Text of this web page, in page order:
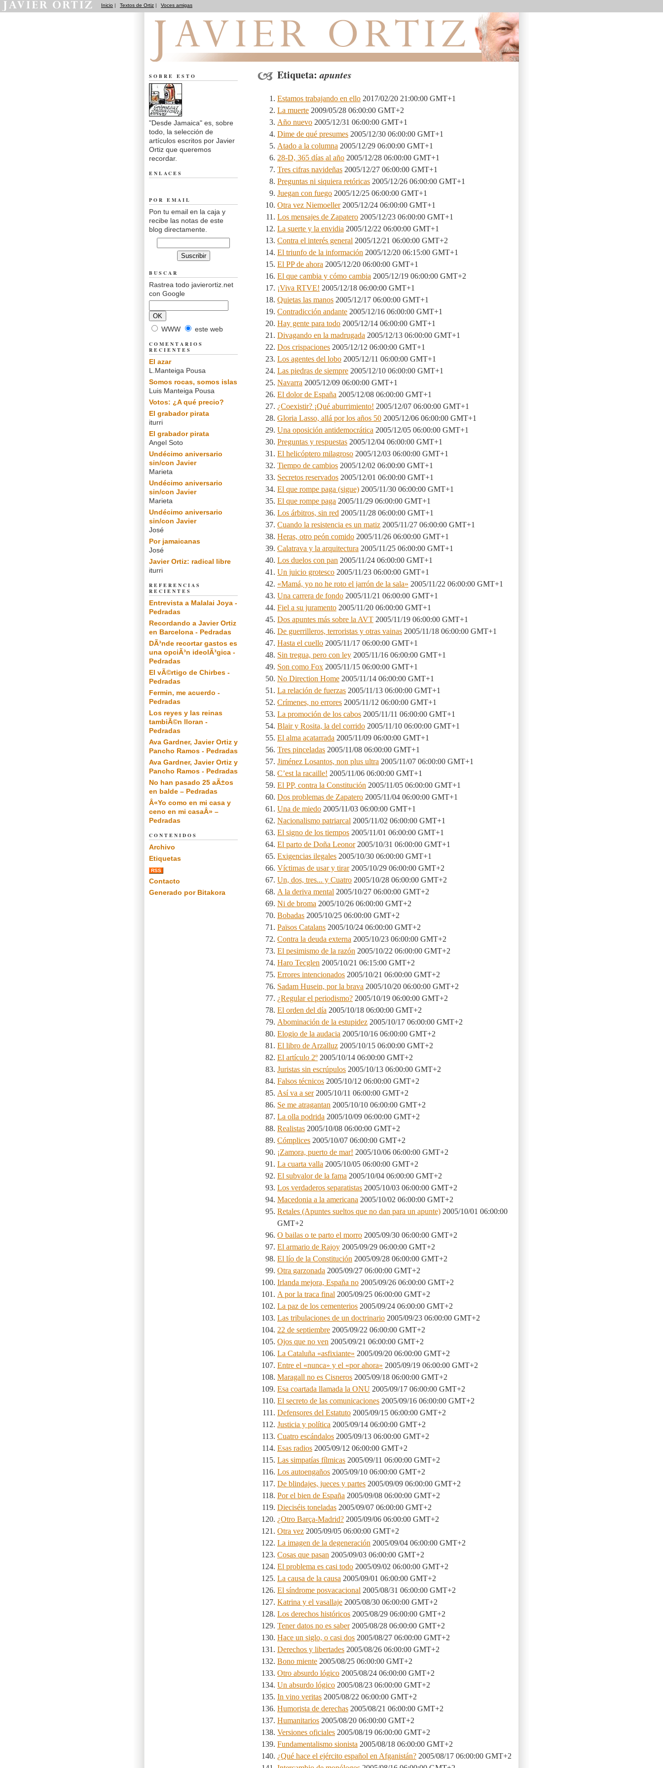
Inicio | Textos de Ortiz | Voces amigas
Etiqueta:apuntes
Estamos trabajando en ello 2017/02/20 21:00:00 GMT+1
La muerte 2009/05/28 06:00:00 GMT+2
Año nuevo 2005/12/31 06:00:00 GMT+1
Dime de qué presumes 2005/12/30 06:00:00 GMT+1
Atado a la columna 2005/12/29 06:00:00 GMT+1
28-D, 365 días al año 2005/12/28 06:00:00 GMT+1
Tres cifras navideñas 2005/12/27 06:00:00 GMT+1
Preguntas ni siquiera retóricas 2005/12/26 06:00:00 GMT+1
Juegan con fuego 2005/12/25 06:00:00 GMT+1
Otra vez Niemoeller2005/12/24 06:00:00 GMT+1
Los mensajes de Zapatero 2005/12/23 06:00:00 GMT+1
La suerte y la envidia 2005/12/22 06:00:00 GMT+1
Contra el interés general 2005/12/21 06:00:00 GMT+2
El triunfo de la información 2005/12/20 06:15:00 GMT+1
El PP de ahora 2005/12/20 06:00:00 GMT+1
El que cambia y cómo cambia 2005/12/19 06:00:00 GMT+2
¡Viva RTVE! 2005/12/18 06:00:00 GMT+1
Quietas las manos 2005/12/17 06:00:00 GMT+1
Contradicción andante 2005/12/16 06:00:00 GMT+1
Hay gente para todo 2005/12/14 06:00:00 GMT+1
Divagando en la madrugada 2005/12/13 06:00:00 GMT+1
Dos crispaciones 2005/12/12 06:00:00 GMT+1
Los agentes del lobo 2005/12/11 06:00:00 GMT+1
Las piedras de siempre 2005/12/10 06:00:00 GMT+1
Navarra 2005/12/09 06:00:00 GMT+1
El dolor de España 2005/12/08 06:00:00 GMT+1
¿Coexistir? ¡Qué aburrimiento! 2005/12/07 06:00:00 GMT+1
Gloria Lasso, allá por los años 50 2005/12/06 06:00:00 GMT+1
Una oposición antidemocrática 2005/12/05 06:00:00 GMT+1
Preguntas y respuestas 2005/12/04 06:00:00 GMT+1
El helicóptero milagroso 2005/12/03 06:00:00 GMT+1
Tiempo de cambios 2005/12/02 06:00:00 GMT+1
Secretos reservados 2005/12/01 06:00:00 GMT+1
El que rompe paga (sigue) 2005/11/30 06:00:00 GMT+1
El que rompe paga 2005/11/29 06:00:00 GMT+1
Los árbitros, sin red 2005/11/28 06:00:00 GMT+1
Cuando la resistencia es un matiz 2005/11/27 06:00:00 GMT+1
Heras, otro peón comido 2005/11/26 06:00:00 GMT+1
Calatrava y la arquitectura 2005/11/25 06:00:00 GMT+1
Los duelos con pan 2005/11/24 06:00:00 GMT+1
Un juicio grotesco 2005/11/23 06:00:00 GMT+1
«Mamá, yo no he roto el jarrón de la sala» 2005/11/22 06:00:00 GMT+1
Una carrera de fondo 2005/11/21 06:00:00 GMT+1
Fiel a su juramento 2005/11/20 06:00:00 GMT+1
Dos apuntes más sobre la AVT 2005/11/19 06:00:00 GMT+1
De guerrilleros, terroristas y otras vainas 2005/11/18 06:00:00 GMT+1
Hasta el cuello 2005/11/17 06:00:00 GMT+1
Sin tregua, pero con ley 2005/11/16 06:00:00 GMT+1
Son como Fox 2005/11/15 06:00:00 GMT+1
No Direction Home 2005/11/14 06:00:00 GMT+1
La relación de fuerzas 2005/11/13 06:00:00 GMT+1
Crímenes, no errores 2005/11/12 06:00:00 GMT+1
La promoción de los cabos 2005/11/11 06:00:00 GMT+1
Blair y Rosita, la del corrido 2005/11/10 06:00:00 GMT+1
El alma acatarrada 2005/11/09 06:00:00 GMT+1
Tres pinceladas 2005/11/08 06:00:00 GMT+1
Jiménez Losantos, non plus ultra 2005/11/07 06:00:00 GMT+1
C’est la racaille! 2005/11/06 06:00:00 GMT+1
El PP, contra la Constitución 2005/11/05 06:00:00 GMT+1
Dos problemas de Zapatero 2005/11/04 06:00:00 GMT+1
Una de miedo 2005/11/03 06:00:00 GMT+1
Nacionalismo patriarcal 2005/11/02 06:00:00 GMT+1
El signo de los tiempos 2005/11/01 06:00:00 GMT+1
El parto de Doña Leonor2005/10/31 06:00:00 GMT+1
Exigencias ilegales 2005/10/30 06:00:00 GMT+1
Víctimas de usar y tirar2005/10/29 06:00:00 GMT+2
Un, dos, tres... y Cuatro 2005/10/28 06:00:00 GMT+2
A la deriva mental 2005/10/27 06:00:00 GMT+2
Ni de broma 2005/10/26 06:00:00 GMT+2
Bobadas 2005/10/25 06:00:00 GMT+2
Països Catalans 2005/10/24 06:00:00 GMT+2
Contra la deuda externa 2005/10/23 06:00:00 GMT+2
El pesimismo de la razón 2005/10/22 06:00:00 GMT+2
Haro Tecglen 2005/10/21 06:15:00 GMT+2
Errores intencionados 2005/10/21 06:00:00 GMT+2
Sadam Husein, por la brava 2005/10/20 06:00:00 GMT+2
¿Regular el periodismo? 2005/10/19 06:00:00 GMT+2
El orden del día 2005/10/18 06:00:00 GMT+2
Abominación de la estupidez 2005/10/17 06:00:00 GMT+2
Elogio de la audacia 2005/10/16 06:00:00 GMT+2
El libro de Arzalluz 2005/10/15 06:00:00 GMT+2
El artículo 2º 2005/10/14 06:00:00 GMT+2
Juristas sin escrúpulos 2005/10/13 06:00:00 GMT+2
Falsos técnicos 2005/10/12 06:00:00 GMT+2
Así va a ser2005/10/11 06:00:00 GMT+2
Se me atragantan 2005/10/10 06:00:00 GMT+2
La olla podrida 2005/10/09 06:00:00 GMT+2
Realistas 2005/10/08 06:00:00 GMT+2
Cómplices 2005/10/07 06:00:00 GMT+2
¡Zamora, puerto de mar! 2005/10/06 06:00:00 GMT+2
La cuarta valla 2005/10/05 06:00:00 GMT+2
El subvalor de la fama 2005/10/04 06:00:00 GMT+2
Los verdaderos separatistas 2005/10/03 06:00:00 GMT+2
Macedonia a la americana 2005/10/02 06:00:00 GMT+2
Retales (Apuntes sueltos que no dan para un apunte) 2005/10/01 06:00:00
GMT+2
O bailas o te parto el morro 2005/09/30 06:00:00 GMT+2
El armario de Rajoy 2005/09/29 06:00:00 GMT+2
El lío de la Constitución 2005/09/28 06:00:00 GMT+2
Otra garzonada 2005/09/27 06:00:00 GMT+2
Irlanda mejora, España no 2005/09/26 06:00:00 GMT+2
A por la traca final 2005/09/25 06:00:00 GMT+2
La paz de los cementerios 2005/09/24 06:00:00 GMT+2
Las tribulaciones de un doctrinario 2005/09/23 06:00:00 GMT+2
22 de septiembre 2005/09/22 06:00:00 GMT+2
Ojos que no ven 2005/09/21 06:00:00 GMT+2
La Cataluña «asfixiante» 2005/09/20 06:00:00 GMT+2
Entre el «nunca» y el «por ahora» 2005/09/19 06:00:00 GMT+2
Maragall no es Cisneros 2005/09/18 06:00:00 GMT+2
Esa coartada llamada la ONU 2005/09/17 06:00:00 GMT+2
El secreto de las comunicaciones 2005/09/16 06:00:00 GMT+2
Defensores del Estatuto 2005/09/15 06:00:00 GMT+2
Justicia y política 2005/09/14 06:00:00 GMT+2
Cuatro escándalos 2005/09/13 06:00:00 GMT+2
Esas radios 2005/09/12 06:00:00 GMT+2
Las simpatías fílmicas 2005/09/11 06:00:00 GMT+2
Los autoengaños 2005/09/10 06:00:00 GMT+2
De blindajes, jueces y partes 2005/09/09 06:00:00 GMT+2
Por el bien de España 2005/09/08 06:00:00 GMT+2
Dieciséis toneladas 2005/09/07 06:00:00 GMT+2
¿Otro Barça-Madrid? 2005/09/06 06:00:00 GMT+2
Otra vez 2005/09/05 06:00:00 GMT+2
La imagen de la degeneración 2005/09/04 06:00:00 GMT+2
Cosas que pasan 2005/09/03 06:00:00 GMT+2
El problema es casi todo 2005/09/02 06:00:00 GMT+2
La causa de la causa 2005/09/01 06:00:00 GMT+2
El síndrome posvacacional 2005/08/31 06:00:00 GMT+2
Katrina y el vasallaje 2005/08/30 06:00:00 GMT+2
Los derechos históricos 2005/08/29 06:00:00 GMT+2
Tener datos no es saber2005/08/28 06:00:00 GMT+2
Hace un siglo, o casi dos 2005/08/27 06:00:00 GMT+2
Derechos y libertades 2005/08/26 06:00:00 GMT+2
Bono miente 2005/08/25 06:00:00 GMT+2
Otro absurdo lógico 2005/08/24 06:00:00 GMT+2
Un absurdo lógico 2005/08/23 06:00:00 GMT+2
In vino veritas 2005/08/22 06:00:00 GMT+2
Humorista de derechas 2005/08/21 06:00:00 GMT+2
Humanitarios 2005/08/20 06:00:00 GMT+2
Versiones oficiales 2005/08/19 06:00:00 GMT+2
Fundamentalismo sionista 2005/08/18 06:00:00 GMT+2
¿Qué hace el ejército español en Afganistán? 2005/08/17 06:00:00 GMT+2
SOBRE ESTO
"Desde Jamaica" es, sobre
todo, la selección de
artículos escritos por Javier
Ortiz que queremos
recordar.
ENLACES
POR EMAIL
Pon tu email en la caja y
recibe las notas de este
blog directamente.
BUSCAR
Rastrea todo javierortiz.net
con Google
WWW este web
COMENTARIOS
RECIENTES
El azar
L.Manteiga Pousa
Somos rocas, somos islas
Luis Manteiga Pousa
Votos: ¿A qué precio?
El grabador pirata
iturri
El grabador pirata
Angel Soto
Undécimo aniversario
sin/con Javier
Marieta
Undécimo aniversario
sin/con Javier
Marieta
Undécimo aniversario
sin/con Javier
José
Por jamaicanas
José
Javier Ortiz: radical libre
iturri
REFERENCIAS
RECIENTES
Entrevista a Malalai Joya -
Pedradas
Recordando a Javier Ortiz
en Barcelona - Pedradas
DÃ³nde recortar gastos es
una opciÃ³n ideolÃ³gica -
Pedradas
El vÃ©rtigo de Chirbes -
Pedradas
Fermin, me acuerdo -
Pedradas
Los reyes y las reinas
tambiÃ©n lloran -
Pedradas
Ava Gardner, Javier Ortiz y
Pancho Ramos - Pedradas
Ava Gardner, Javier Ortiz y
Pancho Ramos - Pedradas
No han pasado 25 aÃ±os
en balde – Pedradas
Â«Yo como en mi casa y
ceno en mi casaÂ» –
Pedradas
CONTENIDOS
Archivo
Etiquetas
RSS
Contacto
Generado por Bitakora